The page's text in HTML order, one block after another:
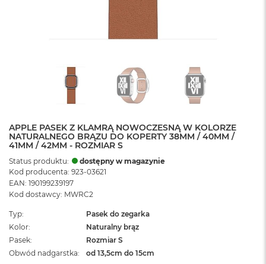
APPLE PASEK Z KLAMRĄ NOWOCZESNĄ W KOLORZE
NATURALNEGO BRĄZU DO KOPERTY 38MM / 40MM /
41MM / 42MM - ROZMIAR S
Status produktu:
dostępny w magazynie
Kod producenta: 923-03621
EAN: 190199239197
Kod dostawcy: MWRC2
Typ
Pasek do zegarka
Kolor
Naturalny brąz
Pasek
Rozmiar S
Obwód nadgarstka
od 13,5cm do 15cm